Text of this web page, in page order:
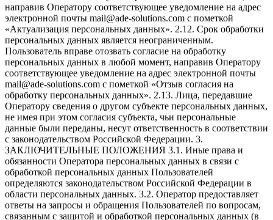
направив Оператору соответствующее уведомление на адрес
электронной почты mail@ade-solutions.com с пометкой
«Актуализация персональных данных». 2.12. Срок обработки
персональных данных является неограниченным.
Пользователь вправе отозвать согласие на обработку
персональных данных в любой момент, направив Оператору
соответствующее уведомление на адрес электронной почты
mail@ade-solutions.com с пометкой «Отзыв согласия на
обработку персональных данных». 2.13. Лица, передавшие
Оператору сведения о другом субъекте персональных данных,
не имея при этом согласия субъекта, чьи персональные
данные были переданы, несут ответственность в соответствии
с законодательством Российской Федерации. 3.
ЗАКЛЮЧИТЕЛЬНЫЕ ПОЛОЖЕНИЯ 3.1. Иные права и
обязанности Оператора персональных данных в связи с
обработкой персональных данных Пользователей
определяются законодательством Российской Федерации в
области персональных данных. 3.2. Оператор предоставляет
ответы на запросы и обращения Пользователей по вопросам,
связанным с защитой и обработкой персональных данных (в